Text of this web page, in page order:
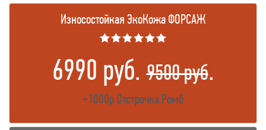
Износостойкая ЭкоКожа ФОРСАЖ
★★★★★★
6990 руб.9500 руб.
+1000р Отстрочка Ромб